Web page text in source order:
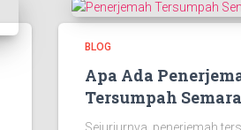
BLOG
Apa Ada
Tersumpah